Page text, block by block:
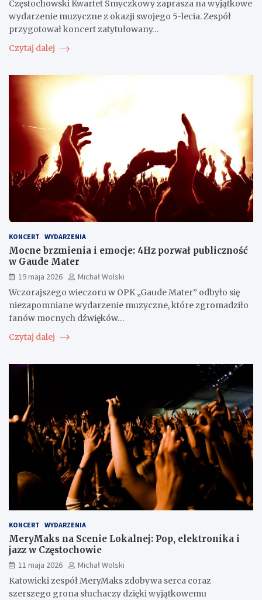
Częstochowski Kwartet Smyczkowy zaprasza na wyjątkowe
wydarzenie muzyczne z okazji swojego 5-lecia. Zespół
przygotował koncert zatytułowany…
Czytaj dalej
KONCERT WYDARZENIA
Mocne brzmienia i emocje: 4Hz porwał publiczność
w Gaude Mater
19 maja 2026
Michał Wolski
Wczorajszego wieczoru w OPK „Gaude Mater” odbyło się
niezapomniane wydarzenie muzyczne, które zgromadziło
fanów mocnych dźwięków…
Czytaj dalej
KONCERT WYDARZENIA
MeryMaks na Scenie Lokalnej: Pop, elektronika i
jazz w Częstochowie
11 maja 2026
Michał Wolski
Katowicki zespół MeryMaks zdobywa serca coraz
szerszego grona słuchaczy dzięki wyjątkowemu